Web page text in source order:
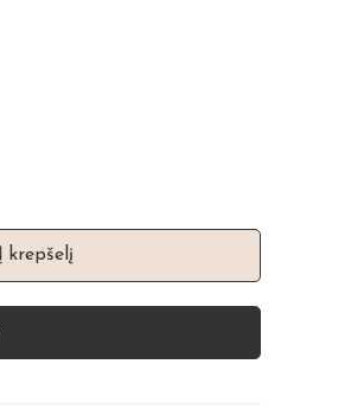
Į krepšelį